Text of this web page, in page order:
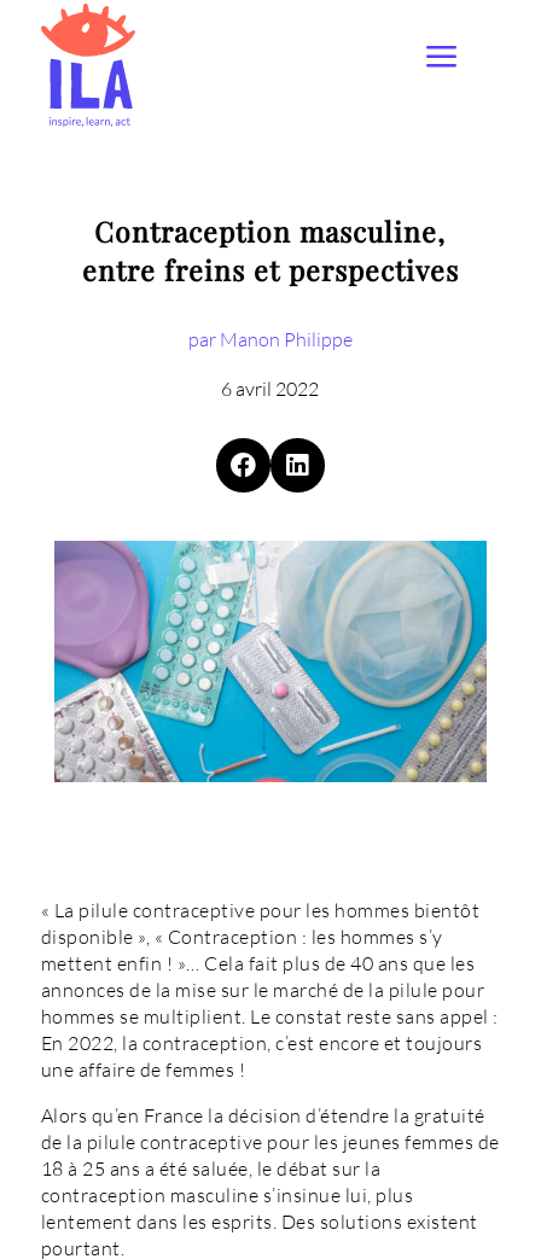
Contraception masculine,
entre freins et perspectives
par Manon Philippe
6 avril 2022
 
« La pilule contraceptive pour les hommes bientôt
disponible », « Contraception : les hommes s’y
mettent enfin ! »… Cela fait plus de 40 ans que les
annonces de la mise sur le marché de la pilule pour
hommes se multiplient. Le constat reste sans appel :
En 2022, la contraception, c’est encore et toujours
une affaire de femmes !
Alors qu’en France la décision d’étendre la gratuité
de la pilule contraceptive pour les jeunes femmes de
18 à 25 ans a été saluée, le débat sur la
contraception masculine s’insinue lui, plus
lentement dans les esprits. Des solutions existent
pourtant.